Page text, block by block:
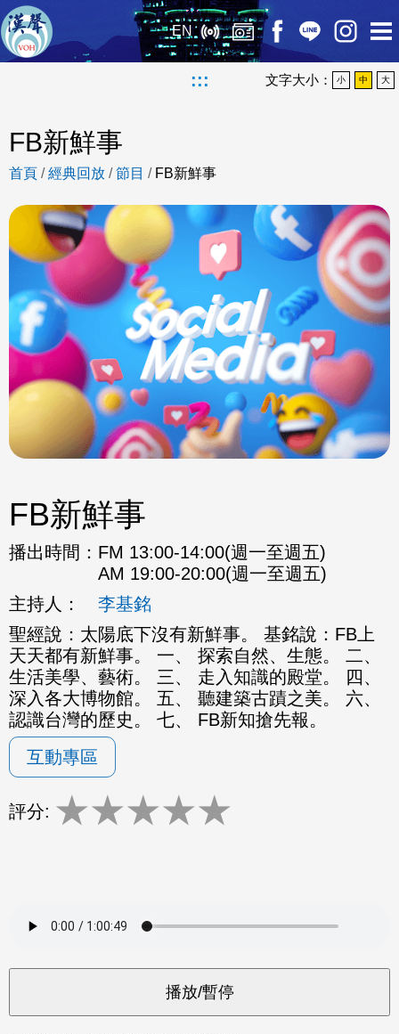
EN
::: 文字大小： 小 中 大
FB新鮮事
首頁 /經典回放 /節目 / FB新鮮事
FB新鮮事
播出時間： FM 13:00-14:00(週一至週五)
AM 19:00-20:00(週一至週五)
主持人：
李基銘
聖經說：太陽底下沒有新鮮事。 基銘說：FB上
天天都有新鮮事。 一、 探索自然、生態。 二、
生活美學、藝術。 三、 走入知識的殿堂。 四、
深入各大博物館。 五、 聽建築古蹟之美。 六、
認識台灣的歷史。 七、 FB新知搶先報。
互動專區
評分: ★★★★★